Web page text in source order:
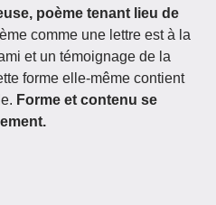
poème tenant lieu de
comme une lettre est à la
et un témoignage de la
forme elle-même contient
Forme et contenu se